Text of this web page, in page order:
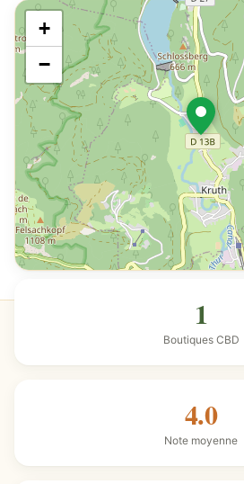
+
−
1
Boutiques CBD
4.0
Note moyenne